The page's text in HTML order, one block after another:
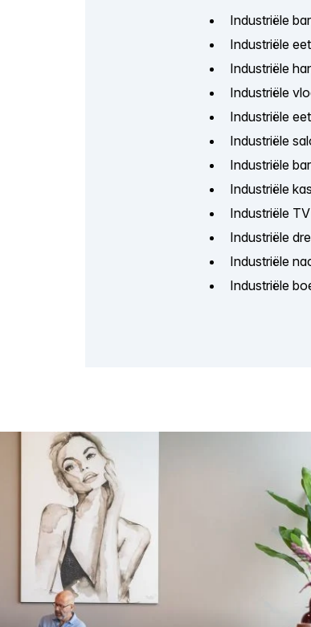
Industriële
Industriële
Industriële
Industriële
Industriële
Industriële
Industriële
Industriële
Industriële
Industriële
Industriële
Industriële